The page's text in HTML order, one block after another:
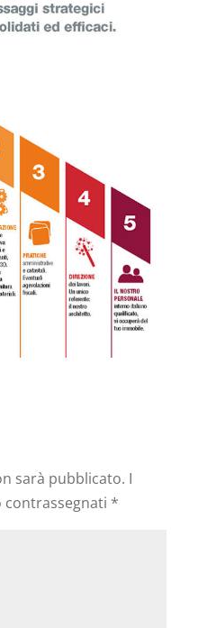
sarà pubblicato. I
*